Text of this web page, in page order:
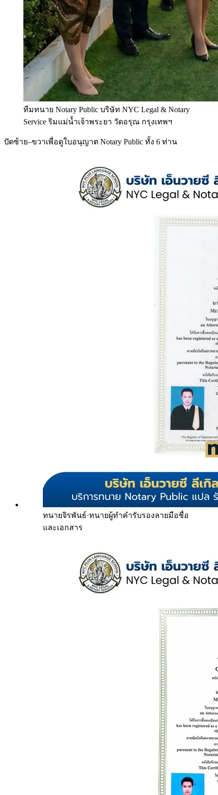
ทีมทนาย Notary Public บริษัท NYC Legal & Notary
Service ริมแม่น้ำเจ้าพระยา วัดอรุณ กรุงเทพฯ
ปัดซ้าย–ขวาเพื่อดูใบอนุญาต Notary Public ทั้ง 6 ท่าน
ทนายจิรพันธ์·ทนายผู้ทำคำรับรองลายมือชื่อ
และเอกสาร